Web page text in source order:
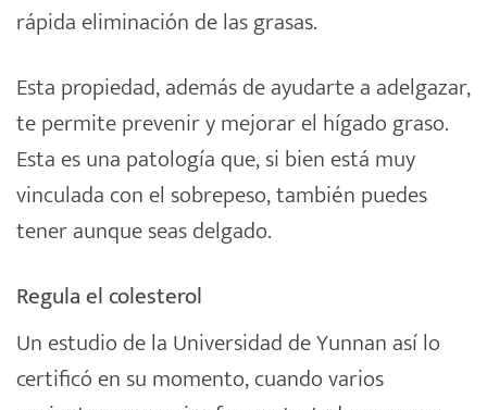
rápida eliminación de las grasas.
Esta propiedad, además de ayudarte a adelgazar,
te permite prevenir y mejorar el hígado graso.
Esta es una patología que, si bien está muy
vinculada con el sobrepeso, también puedes
tener aunque seas delgado.
Regula el colesterol
Un estudio de la Universidad de Yunnan así lo
certificó en su momento, cuando varios